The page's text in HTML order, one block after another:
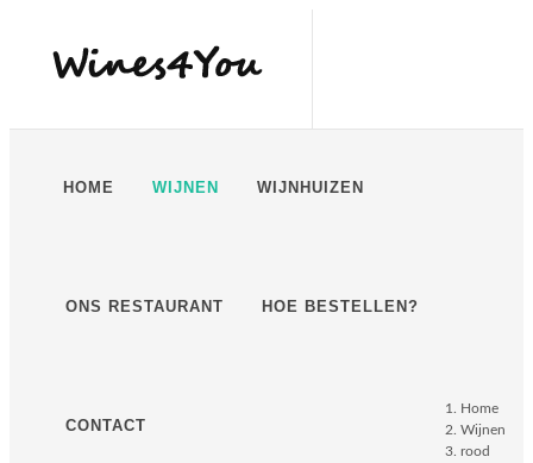
HOME WIJNEN WIJNHUIZEN
ONS RESTAURANT HOE BESTELLEN?
CONTACT
Home
Wijnen
rood